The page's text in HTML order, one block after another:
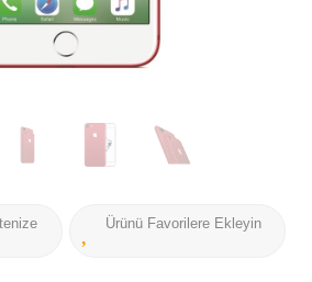
Ürünü Favorilere Ekleyin